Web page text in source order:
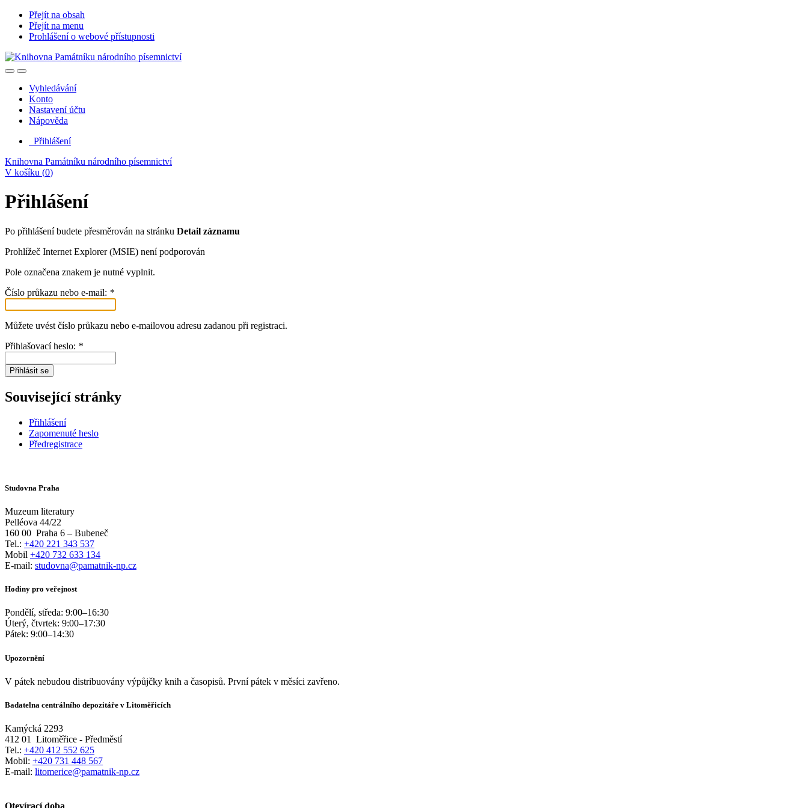
Přejít na obsah
Přejít na menu
Prohlášení o webové přístupnosti
Vyhledávání
Konto
Nastavení účtu
Nápověda
Přihlášení
Knihovna Památníku národního písemnictví
V košíku (0)
Přihlášení
Po přihlášení budete přesměrován na stránku Detail záznamu
Prohlížeč Internet Explorer (MSIE) není podporován
Pole označena znakem je nutné vyplnit.
Číslo průkazu nebo e-mail: *
Můžete uvést číslo průkazu nebo e-mailovou adresu zadanou při registraci.
Přihlašovací heslo: *
Přihlásit se
Související stránky
Přihlášení
Zapomenuté heslo
Předregistrace
Studovna Praha
Muzeum literatury
Pelléova 44/22
160 00 Praha 6 – Bubeneč
Tel.: +420 221 343 537
Mobil +420 732 633 134
E-mail: studovna@pamatnik-np.cz
Hodiny pro veřejnost
Pondělí, středa: 9:00–16:30
Úterý, čtvrtek: 9:00–17:30
Pátek: 9:00–14:30
Upozornění
V pátek nebudou distribuovány výpůjčky knih a časopisů. První pátek v měsíci zavřeno.
Badatelna centrálního depozitáře v Litoměřicích
Kamýcká 2293
412 01
Litoměřice - Předměstí
Tel.: +420 412 552 625
Mobil: +420 731 448 567
E-mail: litomerice@pamatnik-np.cz